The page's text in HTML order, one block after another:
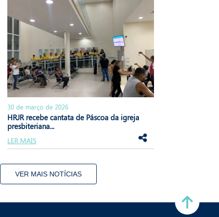
30 de março de 2026
HRJR recebe cantata de Páscoa da igreja
presbiteriana...
LER MAIS
VER MAIS NOTÍCIAS